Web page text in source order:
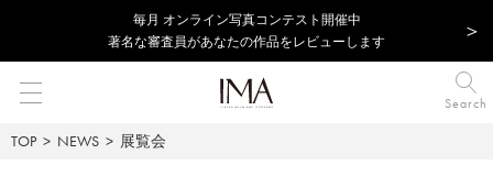
毎⽉ オンライン写真コンテスト開催中
著名な審査員があなたの作品をレビューします
Search
TOP NEWS 展覧会